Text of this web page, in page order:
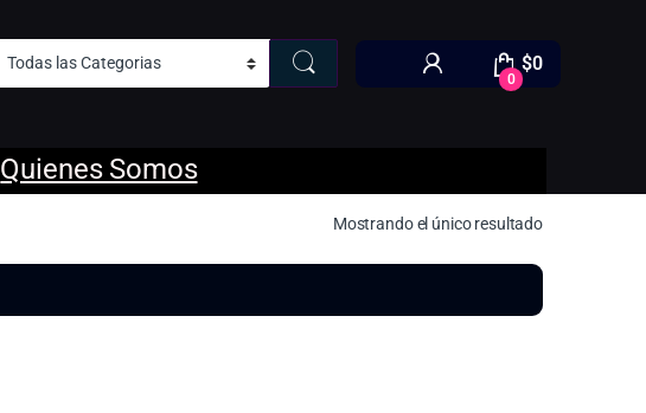
0
$0
Quienes Somos
Mostrando el único resultado